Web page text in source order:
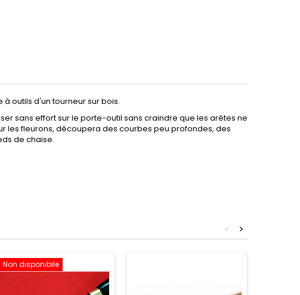
outils d'un tourneur sur bois.
sans effort sur le porte-outil sans craindre que les arêtes ne
les fleurons, découpera des courbes peu profondes, des
de chaise.
>
<
Non disponibile